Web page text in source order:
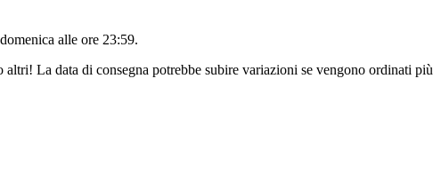
domenica alle ore 23:59.
La data di consegna potrebbe subire variazioni se vengono ordinati